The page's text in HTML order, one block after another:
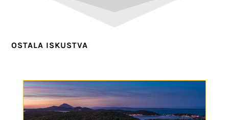
OSTALA ISKUSTVA